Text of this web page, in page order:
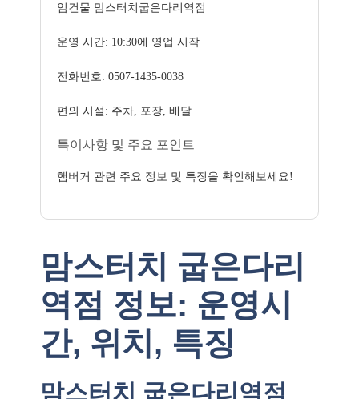
임건물 맘스터치굽은다리역점
운영 시간: 10:30에 영업 시작
전화번호: 0507-1435-0038
편의 시설: 주차, 포장, 배달
특이사항 및 주요 포인트
햄버거 관련 주요 정보 및 특징을 확인해보세요!
맘스터치 굽은다리
역점 정보: 운영시
간, 위치, 특징
맘스터치 굽은다리역점